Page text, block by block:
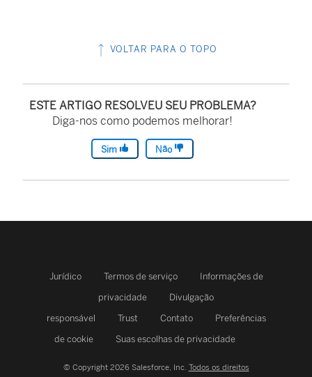
VOLTAR PARA O TOPO
ESTE ARTIGO RESOLVEU SEU PROBLEMA?
Diga-nos como podemos melhorar!
Sim Não
Jurídico Termos de serviço
Informações de
privacidade
Divulgação
responsável
Trust Contato
Preferências
de cookie
Suas escolhas de privacidade
© Copyright 2026 Salesforce, Inc. Todos os direitos